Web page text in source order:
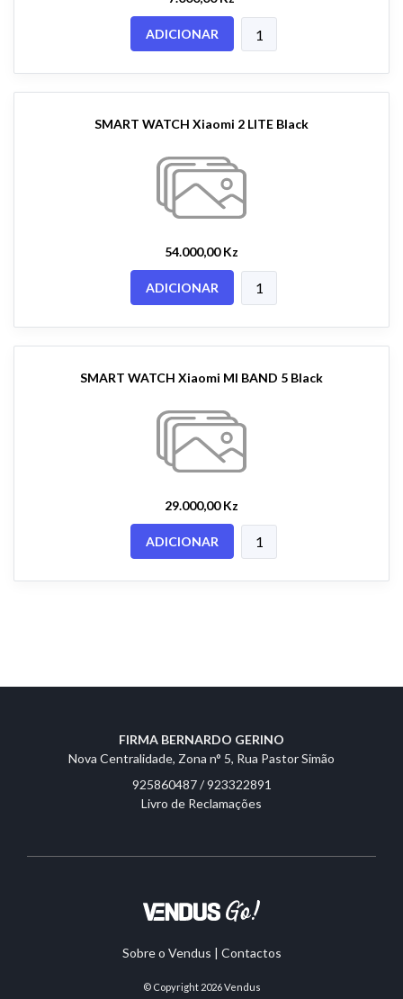
ADICIONAR
SMART WATCH Xiaomi 2 LITE Black
54.000,00 Kz
ADICIONAR
SMART WATCH Xiaomi MI BAND 5 Black
29.000,00 Kz
ADICIONAR
FIRMA BERNARDO GERINO
Nova Centralidade, Zona n° 5, Rua Pastor Simão
925860487 / 923322891
Livro de Reclamações
Sobre o Vendus | Contactos
© Copyright 2026Vendus